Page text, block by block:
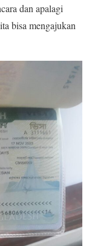
dan apalagi
bisa mengajukan